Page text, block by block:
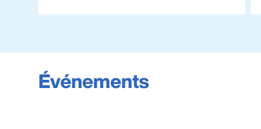
Événements